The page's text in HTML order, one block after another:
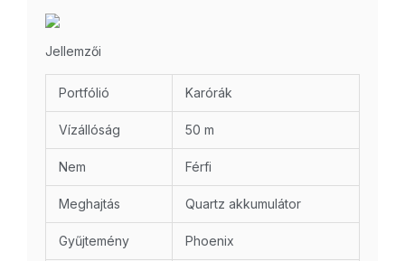
Jellemzői
Portfólió Karórák
Vízállóság 50 m
Nem Férfi
Meghajtás Quartz akkumulátor
Gyűjtemény Phoenix